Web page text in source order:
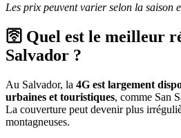
Les prix peuvent varier selon la saison
🛜 Quel est le meilleur
Salvador ?
Au Salvador, la 4G est largement
urbaines et touristiques, comme San
La couverture peut devenir plus
montagneuses.